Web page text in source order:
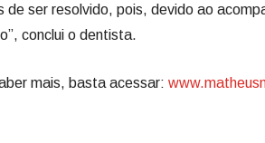
de ser resolvido, pois, devido ao
conclui o dentista.
mais, basta acessar: